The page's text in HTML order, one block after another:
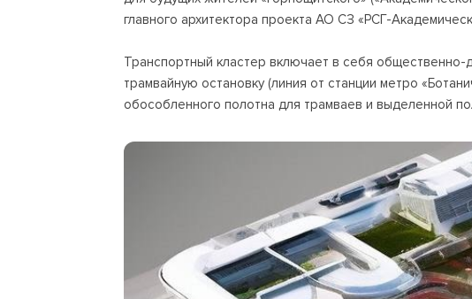
главного архитектора проекта АО СЗ «РСГ-
Транспортный кластер включает в себя общественно-
трамвайную остановку (линия от станции метро
обособленного полотна для трамваев и выделенной